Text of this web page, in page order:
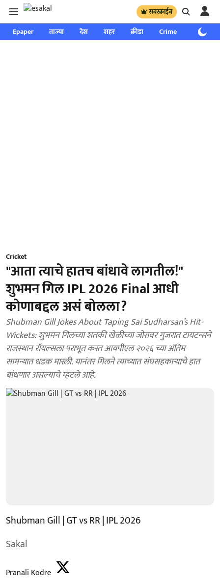
सबस्क्राईब
Epaper ताज्या देश शहर क्रीडा Crime साप्ताहिक
Cricket
"आता त्याचे हातच बांधावे लागतील!"
शुभमन गिल IPL 2026 Final आधी
कोणाबद्दल असं बोलला?
Shubman Gill Jokes About Taping Sai Sudharsan’s Hit-
Wickets: शुभमन गिलच्या शतकी खेळीच्या जोरावर गुजरात टायटन्सने
राजस्थान रॉयल्सला पराभूत करत आयपीएल २०२६ च्या अंतिम
सामन्यात धडक मारली. यानंतर गिलने त्याच्यात संघसहकाऱ्याचे हात
बांधणार असल्याचे म्हटले आहे.
Shubman Gill | GT vs RR | IPL 2026
Sakal
Pranali Kodre